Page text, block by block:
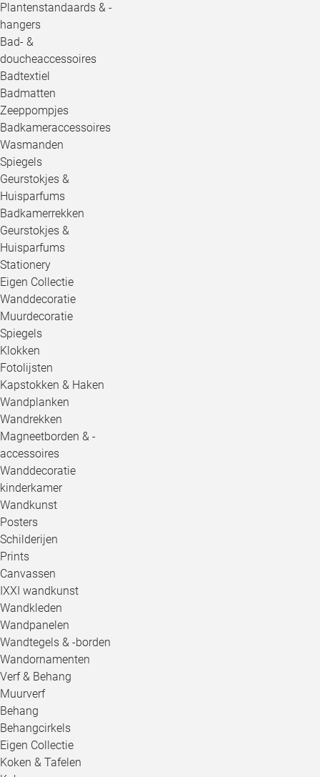
Plantenstandaards & -
hangers
Bad- &
doucheaccessoires
Badtextiel
Badmatten
Zeeppompjes
Badkameraccessoires
Wasmanden
Spiegels
Geurstokjes &
Huisparfums
Badkamerrekken
Geurstokjes &
Huisparfums
Stationery
Eigen Collectie
Wanddecoratie
Muurdecoratie
Spiegels
Klokken
Fotolijsten
Kapstokken & Haken
Wandplanken
Wandrekken
Magneetborden & -
accessoires
Wanddecoratie
kinderkamer
Wandkunst
Posters
Schilderijen
Prints
Canvassen
IXXI wandkunst
Wandkleden
Wandpanelen
Wandtegels & -borden
Wandornamenten
Verf & Behang
Muurverf
Behang
Behangcirkels
Eigen Collectie
Koken & Tafelen